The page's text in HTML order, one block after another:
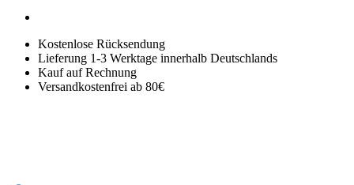
Kostenlose Rücksendung
Lieferung 1-3 Werktage innerhalb Deutschlands
Kauf auf Rechnung
Versandkostenfrei ab 80€